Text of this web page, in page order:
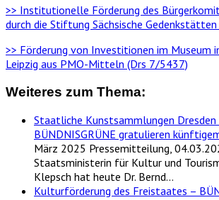
>> Institutionelle Förderung des
durch die Stiftung Sächsische
>> Förderung von Investitionen im Museum
Leipzig aus PMO-Mitteln (Drs 7/5437)
Weiteres zum Thema:
Staatliche Kunstsammlungen
BÜNDNISGRÜNE gratulieren
März 2025 Pressemitteilung,
Staatsministerin für Kultur und
Klepsch hat heute Dr. Bernd…
Kulturförderung des Freistaates –